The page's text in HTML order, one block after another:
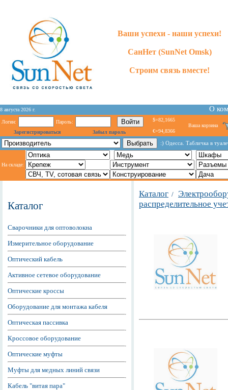
Ваши успехи - наши успехи!
СанНет (SunNet Omsk)
Строим связь вместе!
8 августа 2026 г. О
Логин:
Пароль:
Зарегистрироваться
Забыл пароль
$=82,1665
€=94,8366
Ваша корзина
:) Одесса. Табличка в
На складе:
Каталог
Сварочники для оптоволокна
Измерительное оборудование
Оптический кабель
Активное сетевое оборудование
Оптические кроссы
Оборудование для монтажа кабеля
Оптическая пассивка
Кроссовое оборудование
Оптические муфты
Муфты для медных линий связи
Кабель "витая пара"
Каталог /
распределительное